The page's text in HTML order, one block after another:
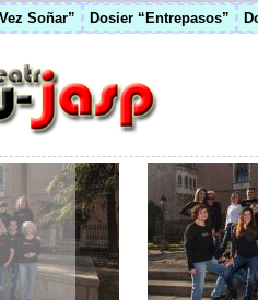
Soñar” Dosier “Entrepasos”